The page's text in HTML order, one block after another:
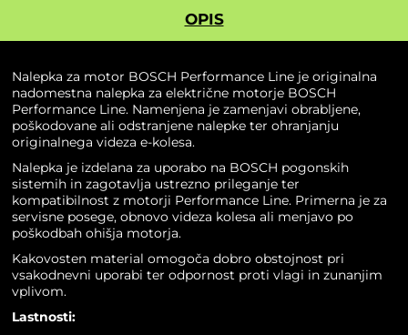
OPIS
Nalepka za motor BOSCH Performance Line je originalna
nadomestna nalepka za električne motorje BOSCH
Performance Line. Namenjena je zamenjavi obrabljene,
poškodovane ali odstranjene nalepke ter ohranjanju
originalnega videza e-kolesa.
Nalepka je izdelana za uporabo na BOSCH pogonskih
sistemih in zagotavlja ustrezno prileganje ter
kompatibilnost z motorji Performance Line. Primerna je za
servisne posege, obnovo videza kolesa ali menjavo po
poškodbah ohišja motorja.
Kakovosten material omogoča dobro obstojnost pri
vsakodnevni uporabi ter odpornost proti vlagi in zunanjim
vplivom.
Lastnosti: